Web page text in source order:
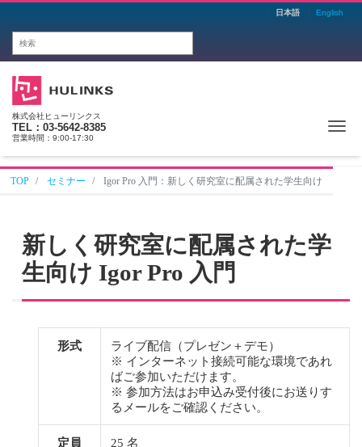
日本語 English
株式会社ヒューリンクス
TEL：03-5642-8385
営業時間：9:00-17:30
TOP セミナー Igor Pro 入門：新しく研究室に配属された学生向け
新しく研究室に配属された学
生向け Igor Pro 入門
形式
ライブ配信（プレゼン＋デモ）
※ インターネット接続可能な環境であれ
ばご参加いただけます。
※ 参加方法はお申込み受付後にお送りす
るメールをご確認ください。
定員 25 名